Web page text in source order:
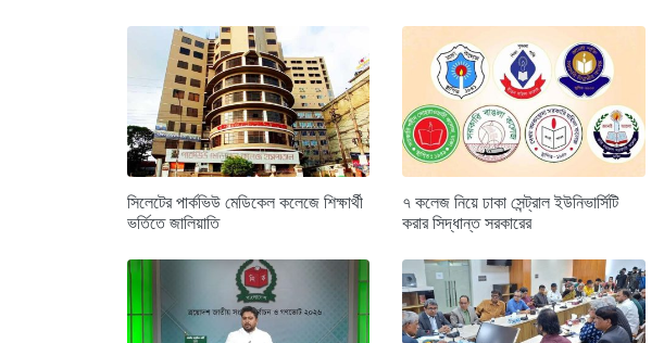
সিলেটের পার্কভিউ মেডিকেল কলেজে শিক্ষার্থী
ভর্তিতে জালিয়াতি
৭ কলেজ নিয়ে ঢাকা সেন্ট্রাল ইউনিভার্সিটি
করার সিদ্ধান্ত সরকারের